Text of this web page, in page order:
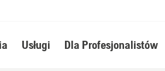
Usługi Dla Profesjonalistów